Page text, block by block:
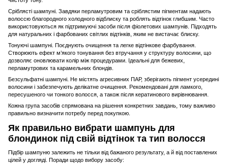
Сріблясті шампуні. Завдяки перламутровим та сріблястим пігментам надають
волоссю благородного холодного відблиску та роблять відтінок глибшим. Часто
використовуються як підтримуючі засоби після фіолетових шампунів. Підходять
для натуральних і фарбованих світлих відтінків, яким не вистачає блиску.
Тонуючі шампуні. Поєднують очищення та легке відтінкове фарбування.
Створюють ефект м’якого тонування без втручання у структуру волосини, що
дозволяє оновлювати колір між процедурами. Ідеальні для бежевих,
перламутрових та карамельних блондів.
Безсульфатні шампуні. Не містять агресивних ПАР, зберігають пігмент усередині
волосини і забезпечують делікатне очищення. Рекомендовані для ламкого,
пересушеного чи тонкого волосся, а також після кератинового вирівнювання.
Кожна група засобів спрямована на рішення конкретних завдань, тому важливо
правильно визначити потребу перед покупкою.
Як правильно вибрати шампунь для
блондинок під свій відтінок та тип волосся
Підбір шампуню залежить не тільки від бажаного результату, а й від поставлених
цілей у догляді. Поради щодо вибору засобу: